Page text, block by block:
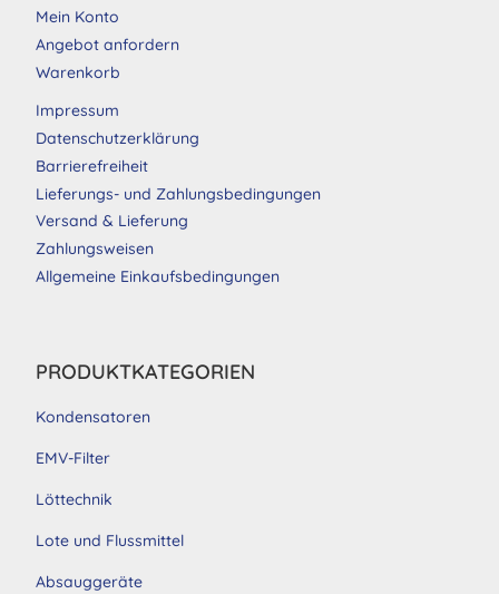
Mein Konto
Angebot anfordern
Warenkorb
Impressum
Datenschutzerklärung
Barrierefreiheit
Lieferungs- und Zahlungsbedingungen
Versand & Lieferung
Zahlungsweisen
Allgemeine Einkaufsbedingungen
PRODUKTKATEGORIEN
Kondensatoren
EMV-Filter
Löttechnik
Lote und Flussmittel
Absauggeräte